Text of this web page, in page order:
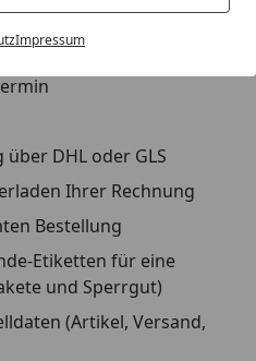
Impressum
folgende
DHL oder GLS
Ihrer Rechnung
Bestellung
Etiketten für eine
und Sperrgut)
(Artikel, Versand,